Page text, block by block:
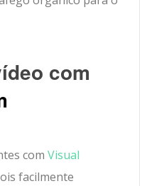
com
comVisual
facilmente